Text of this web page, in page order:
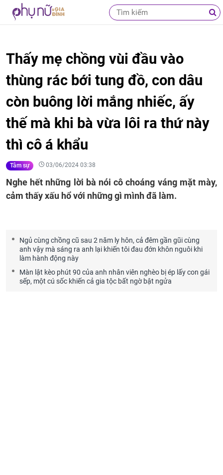
Thấy mẹ chồng vùi đầu vào
thùng rác bới tung đồ, con dâu
còn buông lời mắng nhiếc, ấy
thế mà khi bà vừa lôi ra thứ này
thì cô á khẩu
Tâm sự 03/06/2024 03:38
Nghe hết những lời bà nói cô choáng váng mặt mày,
cảm thấy xấu hổ với những gì mình đã làm.
Ngủ cùng chồng cũ sau 2 năm ly hôn, cả đêm gần gũi cùng
anh vậy mà sáng ra anh lại khiến tôi đau đớn khôn nguôi khi
làm hành động này
Màn lật kèo phút 90 của anh nhân viên nghèo bị ép lấy con gái
sếp, một cú sốc khiến cả gia tộc bất ngờ bật ngửa